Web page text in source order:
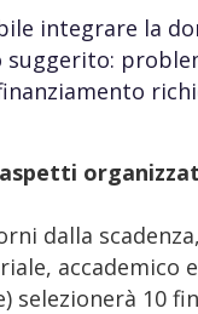
integrare la
suggerito:
dalla
accademico
selezionerà 10